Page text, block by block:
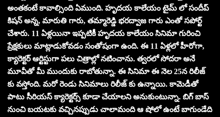
అంతకంటే కావాల్సింది ఏముంది. హృదయ కాలేయం టైమ్ లో సందీప్
కిషన్ అన్న, మారుతి గారు, తమ్మారెడ్డి భరద్వాజ గారు ఎంతో సపోర్ట్
చేశారు. 11 ఏళ్లయినా ఇప్పటికీ హృదయ కాలేయం సినిమా గురించి
ప్రేక్షకులు మాట్లాడుకోవడం సంతోషంగా ఉంది. ఈ 11 ఏళ్లలో హీరోగా,
క్యారెక్టర్ ఆర్టిస్టుగా పలు చిత్రాల్లో నటించాను. త్వరలో సోదరా అనే
మూవీతో మీ ముందుకు రాబోతున్నా. ఈ సినిమా ఈ నెల 25న రిలీజ్
కు వస్తోంది. మరో రెండు సినిమాలు రిలీజ్ కు ఉన్నాయి. కామెడీతో
పాటు సీరియస్ క్యారెక్టర్స్ కూడా చేయాలని అనుకుంటున్నా. బిగ్ బాస్
నుంచి బయటకు వచ్చినప్పుడు చాలామంది ఆ షోలో ఉంటే బాగుండేది